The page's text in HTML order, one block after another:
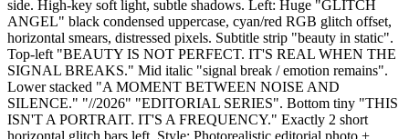
side. High-key soft light, subtle shadows. Left: Huge "GLITCH
ANGEL" black condensed uppercase, cyan/red RGB glitch offset,
horizontal smears, distressed pixels. Subtitle strip "beauty in static".
Top-left "BEAUTY IS NOT PERFECT. IT'S REAL WHEN THE
SIGNAL BREAKS." Mid italic "signal break / emotion remains".
Lower stacked "A MOMENT BETWEEN NOISE AND
SILENCE." "//2026" "EDITORIAL SERIES". Bottom tiny "THIS
ISN'T A PORTRAIT. IT'S A FREQUENCY." Exactly 2 short